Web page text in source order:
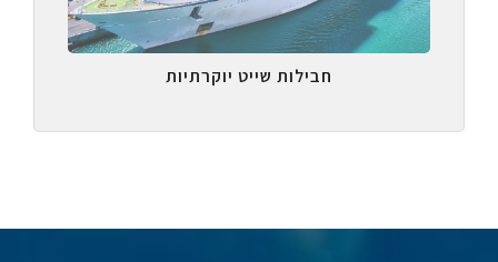
חבילות שייט יוקרתיות